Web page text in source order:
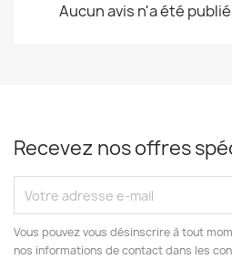
Aucun avis n'a été
Recevez nos offres
Vous pouvez vous désinscrire à tout
nos informations de contact dans les